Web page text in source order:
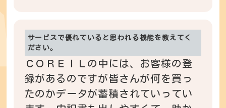
サービスで優れていると思われる機能を教えてく
ださい。
ＣＯＲＥＩＬの中には、お客様の登
録があるのですが皆さんが何を買っ
たのかデータが蓄積されていってい